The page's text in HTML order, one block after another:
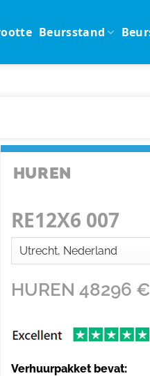
Beursstand
HUREN
RE12X6 007
HUREN 48296 €
Verhuurpakket bevat: